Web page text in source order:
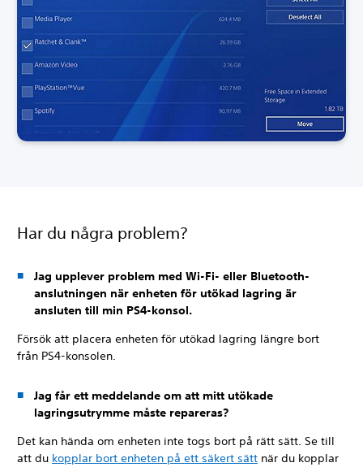
Har du några problem?
Jag upplever problem med Wi-Fi- eller Bluetooth-
anslutningen när enheten för utökad lagring är
ansluten till min PS4-konsol.
Försök att placera enheten för utökad lagring längre bort
från PS4-konsolen.
Jag får ett meddelande om att mitt utökade
lagringsutrymme måste repareras?
Det kan hända om enheten inte togs bort på rätt sätt. Se till
att du kopplar bort enheten på ett säkert sätt när du kopplar